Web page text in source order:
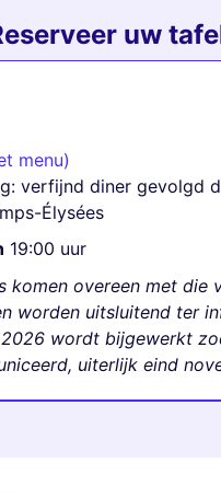
uw
menu)
verfijnd diner gevolgd
Élysées
19:00 uur
komen overeen met die
worden uitsluitend ter
2026 wordt bijgewerkt
uiterlijk eind